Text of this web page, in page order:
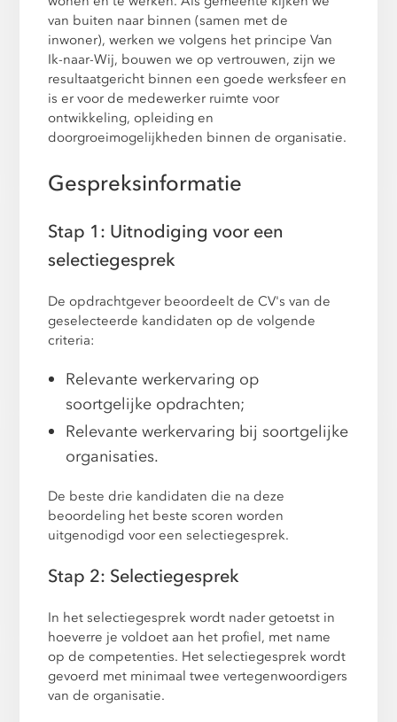
van buiten naar binnen (samen met de
inwoner), werken we volgens het principe Van
Ik-naar-Wij, bouwen we op vertrouwen, zijn we
resultaatgericht binnen een goede werksfeer en
is er voor de medewerker ruimte voor
ontwikkeling, opleiding en
doorgroeimogelijkheden binnen de organisatie.
Gespreksinformatie
Stap 1: Uitnodiging voor een
selectiegesprek
De opdrachtgever beoordeelt de CV's van de
geselecteerde kandidaten op de volgende
criteria:
Relevante werkervaring op
soortgelijke opdrachten;
Relevante werkervaring bij soortgelijke
organisaties.
De beste drie kandidaten die na deze
beoordeling het beste scoren worden
uitgenodigd voor een selectiegesprek.
Stap 2: Selectiegesprek
In het selectiegesprek wordt nader getoetst in
hoeverre je voldoet aan het profiel, met name
op de competenties. Het selectiegesprek wordt
gevoerd met minimaal twee vertegenwoordigers
van de organisatie.